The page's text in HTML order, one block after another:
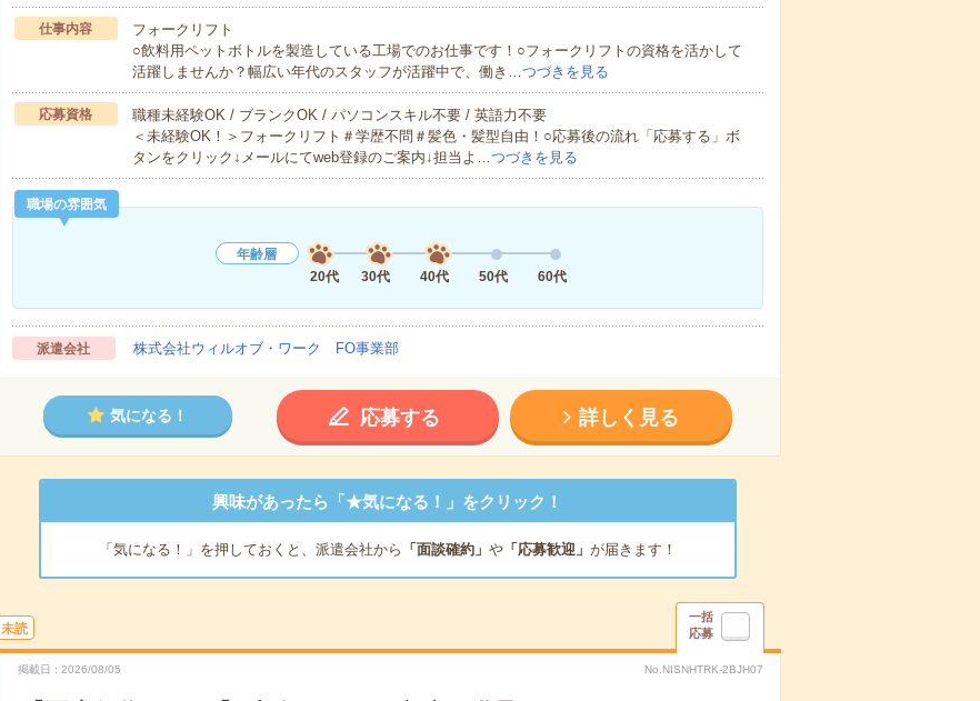
仕事内容
フォークリフト
○飲料用ペットボトルを製造している工場でのお仕事です！○フォークリフトの資格を活かして
活躍しませんか？幅広い年代のスタッフが活躍中で、働き…つづきを見る
応募資格
職種未経験OK / ブランクOK / パソコンスキル不要 / 英語力不要
＜未経験OK！＞フォークリフト＃学歴不問＃髪色・髪型自由！○応募後の流れ「応募する」ボ
タンをクリック↓メールにてweb登録のご案内↓担当よ…つづきを見る
職場の雰囲気
年齢層
20代
30代 40代 50代 60代
派遣会社 株式会社ウィルオブ・ワーク FO事業部
気になる！ 応募する 詳しく見る
興味があったら「★気になる！」をクリック！
「気になる！」を押しておくと、派遣会社から 「面談確約」 や「応募歓迎」 が届きます！
未読
一括
応募
掲載日 2026/08/05 No.NISNHTRK-2BJH07